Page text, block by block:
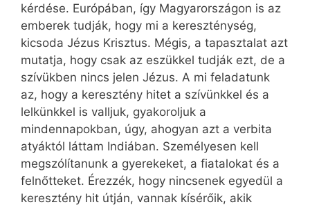
kérdése. Európában, így Magyarországon is az
emberek tudják, hogy mi a kereszténység,
kicsoda Jézus Krisztus. Mégis, a tapasztalat azt
mutatja, hogy csak az eszükkel tudják ezt, de a
szívükben nincs jelen Jézus. A mi fel­adatunk
az, hogy a keresztény hitet a szívünkkel és a
lelkünkkel is valljuk, gyakoroljuk a
mindennapokban, úgy, ahogyan azt a verbita
atyáktól láttam Indiában. Személyesen kell
megszólítanunk a gyerekeket, a fiatalokat és a
felnőtteket. Érezzék, hogy nincsenek egyedül a
keresztény hit útján, vannak kísérőik, akik